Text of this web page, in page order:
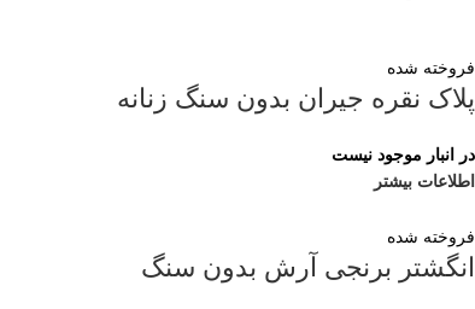
فروخته شده
پلاک نقره جیران بدون سنگ زنانه
در انبار موجود نیست
اطلاعات بیشتر
فروخته شده
انگشتر برنجی آرش بدون سنگ